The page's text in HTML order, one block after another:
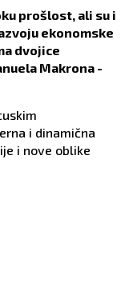
prošlost, ali su i
ekonomske
dvojice
Makrona -
i dinamična
i nove oblike